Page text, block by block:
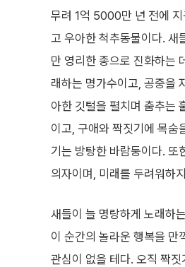
무려 1억 5000만 년 전에
고 우아한 척추동물이다. 새
만 영리한 종으로 진화하는
래하는 명가수이고, 공중을
아한 깃털을 펼치며 춤추는
이고, 구애와 짝짓기에 목숨
기는 방탕한 바람둥이다. 또
의자이며, 미래를 두려워하
새들이 늘 명랑하게 노래하
이 순간의 놀라운 행복을 만
관심이 없을 테다. 오직 짝